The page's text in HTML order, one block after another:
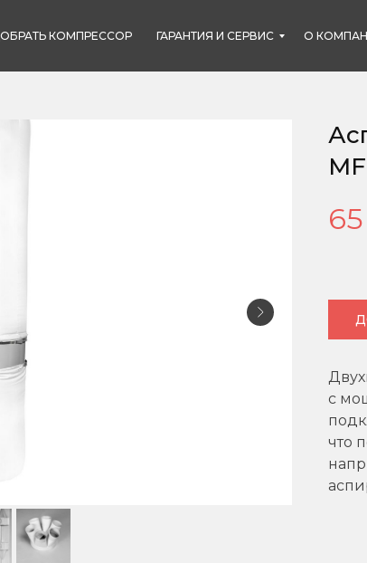
КОМПРЕССОР ГАРАНТИЯ И СЕРВИС О
с
что